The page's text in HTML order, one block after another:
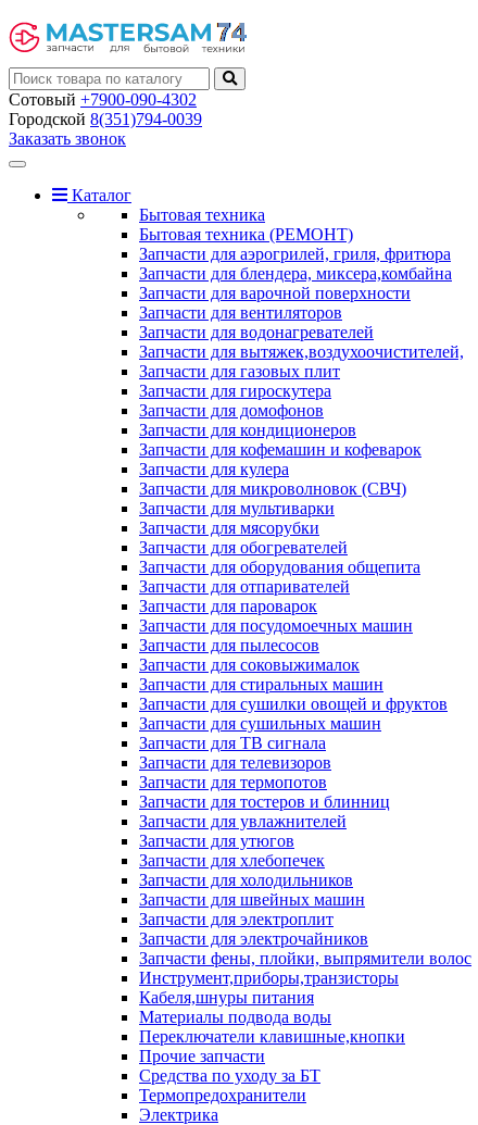
Сотовый +7900-090-4302
Городской 8(351)794-0039
Заказать звонок
Toggle
navigationКаталог
Бытовая техника
Бытовая техника (РЕМОНТ)
Запчасти для аэрогрилей, гриля, фритюра
Запчасти для блендера, миксера,комбайна
Запчасти для варочной поверхности
Запчасти для вентиляторов
Запчасти для водонагревателей
Запчасти для вытяжек,воздухоочистителей,
Запчасти для газовых плит
Запчасти для гироскутера
Запчасти для домофонов
Запчасти для кондиционеров
Запчасти для кофемашин и кофеварок
Запчасти для кулера
Запчасти для микроволновок (СВЧ)
Запчасти для мультиварки
Запчасти для мясорубки
Запчасти для обогревателей
Запчасти для оборудования общепита
Запчасти для отпаривателей
Запчасти для пароварок
Запчасти для посудомоечных машин
Запчасти для пылесосов
Запчасти для соковыжималок
Запчасти для стиральных машин
Запчасти для сушилки овощей и фруктов
Запчасти для сушильных машин
Запчасти для ТВ сигнала
Запчасти для телевизоров
Запчасти для термопотов
Запчасти для тостеров и блинниц
Запчасти для увлажнителей
Запчасти для утюгов
Запчасти для хлебопечек
Запчасти для холодильников
Запчасти для швейных машин
Запчасти для электроплит
Запчасти для электрочайников
Запчасти фены, плойки, выпрямители волос
Инструмент,приборы,транзисторы
Кабеля,шнуры питания
Материалы подвода воды
Переключатели клавишные,кнопки
Прочие запчасти
Средства по уходу за БТ
Термопредохранители
Электрика